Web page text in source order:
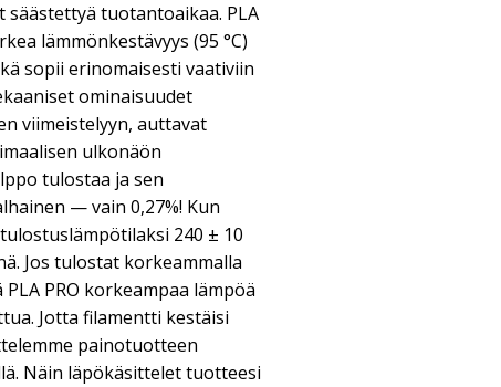
säästettyä tuotantoaikaa. PLA
lämmönkestävyys (95 °C)
sopii erinomaisesti vaativiin
ominaisuudet
viimeistelyyn, auttavat
ulkonäön
tulostaa ja sen
— vain 0,27%! Kun
240 ± 10
Jos tulostat korkeammalla
PRO korkeampaa lämpöä
Jotta filamentti kestäisi
painotuotteen
Näin läpökäsittelet tuotteesi